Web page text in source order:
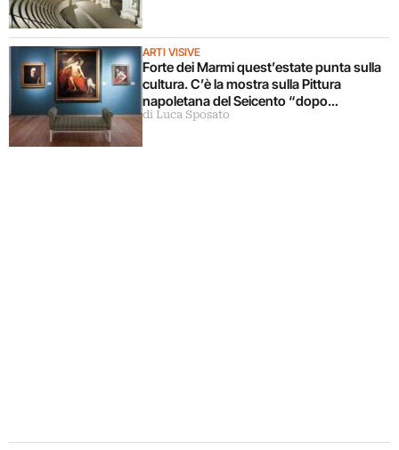
ARTI VISIVE
Forte dei Marmi quest’estate punta sulla
cultura. C’è la mostra sulla Pittura
napoletana del Seicento “dopo
Caravaggio”
di Luca Sposato